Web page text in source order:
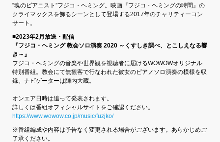
“魂のピアニスト”フジコ・ヘミング。映画『フジコ・ヘミングの時間』の
クライマックスを飾るシーンとして登場する2017年のチャリティーコン
サート。
■2023年2月放送・配信
『フジコ・ヘミング 教会ソロ演奏 2020 ～くすしき調べ、とこしえなる響
き～』
フジコ・ヘミングの音楽や世界観を視聴者に届けるWOWOWオリジナル
特別番組。教会にて無観客で行なわれた彼女のピアノソロ演奏の模様を収
録。ナビゲーターは陣内大蔵。
オンエア日時は追って発表されます。
詳しくは番組オフィシャルサイトをご確認ください。
https://www.wowow.co.jp/music/fuzjko/
※番組編成や内容は予告なく変更される場合がございます。あらかじめご
了承ください。